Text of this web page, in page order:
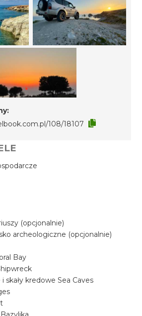
108/18107
(opcjonalnie)
archeologiczne (opcjonalnie)
Bay
skały kredowe Sea Caves